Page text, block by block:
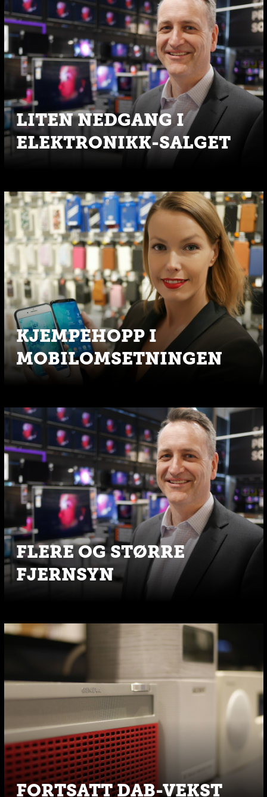
LITEN NEDGANG I
ELEKTRONIKK-SALGET
KJEMPEHOPP I
MOBILOMSETNINGEN
FLERE OG STØRRE
FJERNSYN
FORTSATT DAB-VEKST